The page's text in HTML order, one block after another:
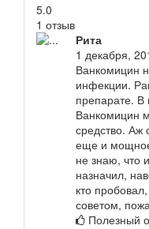
5.0
1 отзыв
Рита
1 декабря,
Ванкомицин
инфекции.
препарате. В
Ванкомицин
средство. Аж
еще и
не знаю, что
назначил,
кто
советом,
Полезный